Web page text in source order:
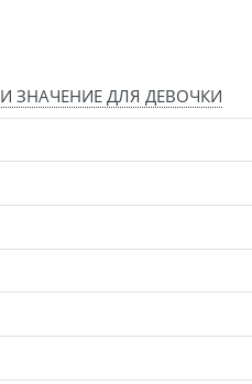
ЗНАЧЕНИЕ ДЛЯ ДЕВОЧКИ